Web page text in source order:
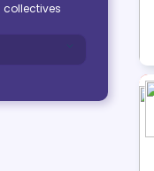
collectives